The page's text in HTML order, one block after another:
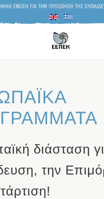
διάσταση
την